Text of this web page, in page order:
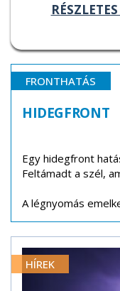
FRONTHATÁS
HIDEGFRONT
Egy hidegfront
Feltámadt a szél,
A légnyomás
HÍREK